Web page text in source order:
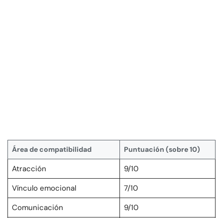
Área de compatibilidad Puntuación (sobre 10)
Atracción
9/10
Vínculo emocional
7/10
Comunicación
9/10